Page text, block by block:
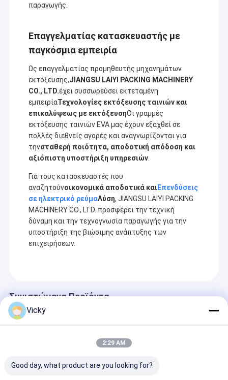
παραγωγής.
Επαγγελματίας κατασκευαστής με
παγκόσμια εμπειρία
Ως επαγγελματίας προμηθευτής μηχανημάτων
εκτόξευσης,JIANGSU LAIYI PACKING MACHINERY
CO., LTD.έχει συσσωρεύσει εκτεταμένη
εμπειρίαΤεχνολογίες εκτόξευσης ταινιών και
επικαλύψεως με εκτόξευσηΟι γραμμές
εκτόξευσης ταινιών EVA μας έχουν εξαχθεί σε
πολλές διεθνείς αγορές και αναγνωρίζονται για
τηνσταθερή ποιότητα, αποδοτική απόδοση και
αξιόπιστη υποστήριξη υπηρεσιών.
Για τους κατασκευαστές που
αναζητούνοικονομικά αποδοτικά καιΕπενδύσεις
σε ηλεκτρικό ρεύμαΛύση, JIANGSU LAIYI PACKING
MACHINERY CO., LTD. προσφέρει την τεχνική
δύναμη και την τεχνογνωσία παραγωγής για την
υποστήριξη της βιώσιμης ανάπτυξης των
επιχειρήσεων.
Συνιστώμενα Προϊόντα
Vicky
2:29 AM
Good day, what product are you looking for?